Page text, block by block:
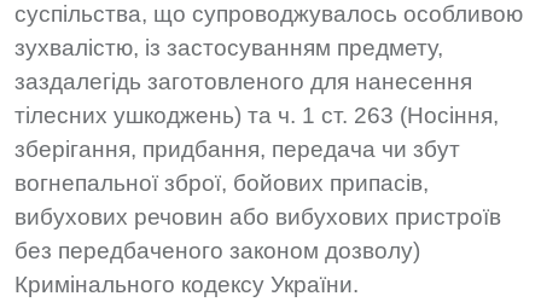
суспільства, що супроводжувалось особливою
зухвалістю, із застосуванням предмету,
заздалегідь заготовленого для нанесення
тілесних ушкоджень) та ч. 1 ст. 263 (Носіння,
зберігання, придбання, передача чи збут
вогнепальної зброї, бойових припасів,
вибухових речовин або вибухових пристроїв
без передбаченого законом дозволу)
Кримінального кодексу України.